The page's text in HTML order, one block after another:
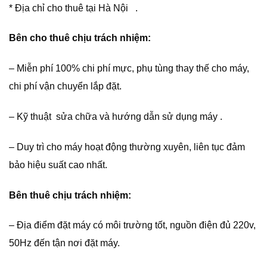
* Địa chỉ cho thuê tại Hà Nội .
Bên cho thuê chịu trách nhiệm:
– Miễn phí 100% chi phí mực, phụ tùng thay thế cho máy,
chi phí vận chuyển lắp đặt.
– Kỹ thuật sửa chữa và hướng dẫn sử dụng máy .
– Duy trì cho máy hoạt động thường xuyên, liên tục đảm
bảo hiệu suất cao nhất.
Bên thuê chịu trách nhiệm:
– Địa điểm đặt máy có môi trường tốt, nguồn điện đủ 220v,
50Hz đến tận nơi đặt máy.